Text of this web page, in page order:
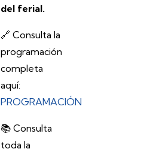
del ferial.
🔗 Consulta la
programación
completa
aquí:
PROGRAMACIÓN
📚 Consulta
toda la